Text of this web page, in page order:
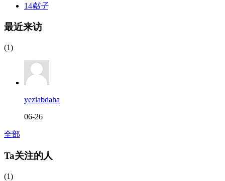
14帖子
最近来访
(1)
yeziabdaha
06-26
全部
Ta关注的人
(1)